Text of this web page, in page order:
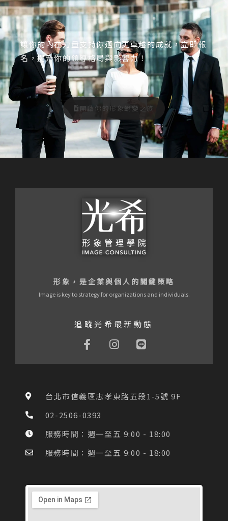
讓你的內在力量支持你邁向更卓越的成就，立即報
名，提升你的領導格局與影響力！
開啟你的形象蛻變之旅
形象，是企業與個人的關鍵策略
Image is key to strategy for organizations and individuals.
追蹤光希最新動態
a
e
o
o
k
-
f
n
t
g
r
i
e
台北市信義區忠孝東路五段1-5號 9F
02-2506-0393
服務時間：週一至五 9:00 - 18:00
服務時間：週一至五 9:00 - 18:00